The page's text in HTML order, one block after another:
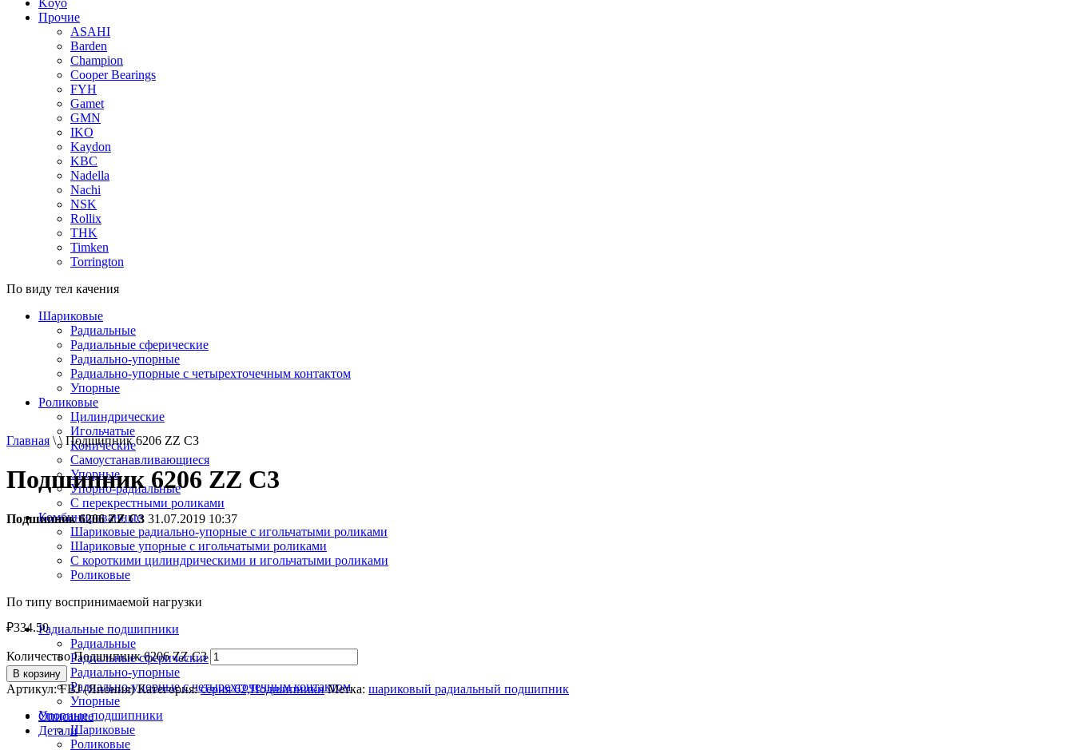
Koyo
Прочие
ASAHI
Barden
Champion
Cooper Bearings
FYH
Gamet
GMN
IKO
Kaydon
KBC
Nadella
Nachi
NSK
Rollix
THK
Timken
Torrington
По виду тел качения
Шариковые
Радиальные
Радиальные сферические
Радиально-упорные
Радиально-упорные с четырехточечным контактом
Упорные
Роликовые
Цилиндрические
Игольчатые
Конические
Самоустанавливающиеся
Упорные
Упорно-радиальные
C перекрестными роликами
Комбинированные
Шариковые радиально-упорные с игольчатыми роликами
Шариковые упорные с игольчатыми роликами
С короткими цилиндрическими и игольчатыми роликами
Роликовые
По типу воспринимаемой нагрузки
Радиальные подшипники
Радиальные
Радиальные сферические
Радиально-упорные
Радиально-упорные с четырехточечным контактом
Упорные
Упорные подшипники
Шариковые
Роликовые
Главная \ \ Подшипник 6206 ZZ C3
Подшипник 6206 ZZ C3
Подшипник 6206 ZZ C3 31.07.2019 10:37
₽334.50
Количество Подшипник 6206 ZZ C3
В корзину
Артикул:FBJ (Япония) Категория:серия 62,Подшипники Метка: шариковый радиальный подшипник
Описание
Детали